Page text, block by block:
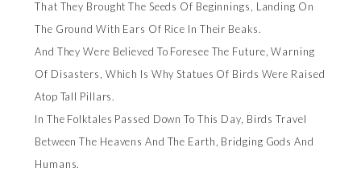
That They Brought The Seeds Of Beginnings, Landing On
The Ground With Ears Of Rice In Their Beaks.
And They Were Believed To Foresee The Future, Warning
Of Disasters, Which Is Why Statues Of Birds Were Raised
Atop Tall Pillars.
In The Folktales Passed Down To This Day, Birds Travel
Between The Heavens And The Earth, Bridging Gods And
Humans.